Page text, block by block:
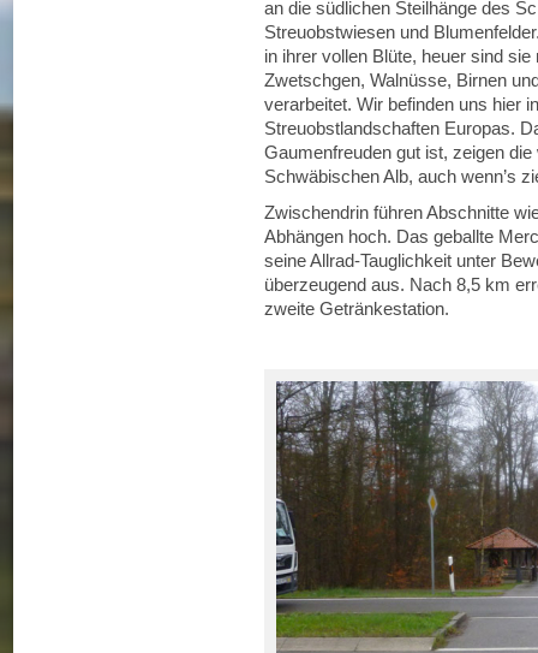
an die südlichen Steilhänge des
Streuobstwiesen und
in ihrer vollen Blüte, heuer sind
Zwetschgen, Walnüsse, Birnen
verarbeitet. Wir befinden uns hier
Streuobstlandschaften Europas.
Gaumenfreuden gut ist, zeigen
Schwäbischen Alb, auch wenn’s
Zwischendrin führen Abschnitte
Abhängen hoch. Das geballte
seine Allrad-Tauglichkeit unter
überzeugend aus. Nach 8,5 km
zweite Getränkestation.